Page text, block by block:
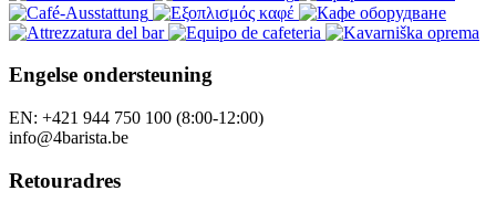
Engelse ondersteuning
EN: +421 944 750 100 (8:00-12:00)
info@4barista.be
Retouradres